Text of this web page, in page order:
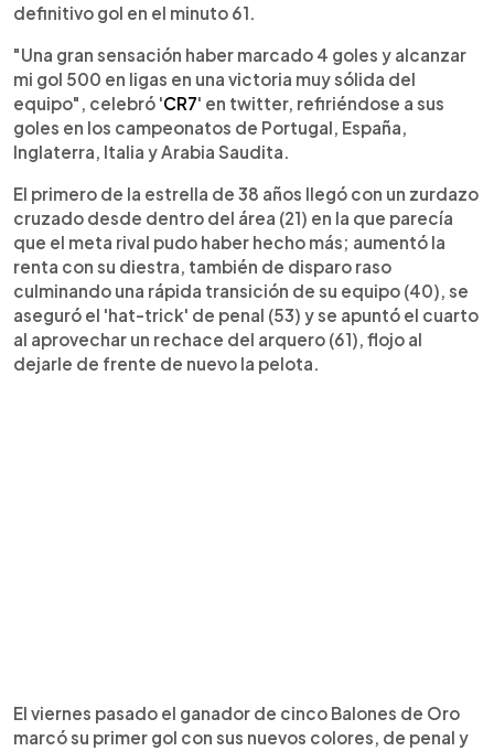
definitivo gol en el minuto 61.
"Una gran sensación haber marcado 4 goles y alcanzar
mi gol 500 en ligas en una victoria muy sólida del
equipo", celebró 'CR7' en twitter, refiriéndose a sus
goles en los campeonatos de Portugal, España,
Inglaterra, Italia y Arabia Saudita.
El primero de la estrella de 38 años llegó con un zurdazo
cruzado desde dentro del área (21) en la que parecía
que el meta rival pudo haber hecho más; aumentó la
renta con su diestra, también de disparo raso
culminando una rápida transición de su equipo (40), se
aseguró el 'hat-trick' de penal (53) y se apuntó el cuarto
al aprovechar un rechace del arquero (61), flojo al
dejarle de frente de nuevo la pelota.
El viernes pasado el ganador de cinco Balones de Oro
marcó su primer gol con sus nuevos colores, de penal y